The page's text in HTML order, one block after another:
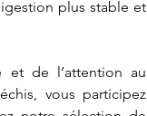
plus stable et
et de l’attention au
vous participez